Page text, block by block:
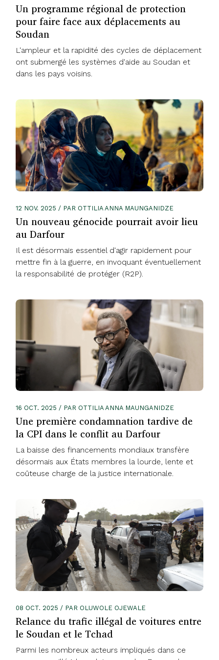
Un programme régional de protection
pour faire face aux déplacements au
Soudan
L'ampleur et la rapidité des cycles de déplacement
ont submergé les systèmes d'aide au Soudan et
dans les pays voisins.
12 NOV. 2025 / PAR OTTILIA ANNA MAUNGANIDZE
Un nouveau génocide pourrait avoir lieu
au Darfour
Il est désormais essentiel d'agir rapidement pour
mettre fin à la guerre, en invoquant éventuellement
la responsabilité de protéger (R2P).
16 OCT. 2025 / PAR OTTILIA ANNA MAUNGANIDZE
Une première condamnation tardive de
la CPI dans le conflit au Darfour
La baisse des financements mondiaux transfère
désormais aux États membres la lourde, lente et
coûteuse charge de la justice internationale.
08 OCT. 2025 / PAR OLUWOLE OJEWALE
Relance du trafic illégal de voitures entre
le Soudan et le Tchad
Parmi les nombreux acteurs impliqués dans ce